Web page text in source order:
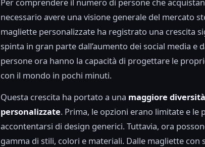
necessario avere una visione generale del mercato
magliette personalizzate ha registrato una crescita
spinta in gran parte dall’aumento dei social media e
persone ora hanno la capacità di progettare le
con il mondo in pochi minuti.
Questa crescita ha portato a una maggiore
personalizzate. Prima, le opzioni erano limitate e le
accontentarsi di design generici. Tuttavia, ora
gamma di stili, colori e materiali. Dalle magliette con